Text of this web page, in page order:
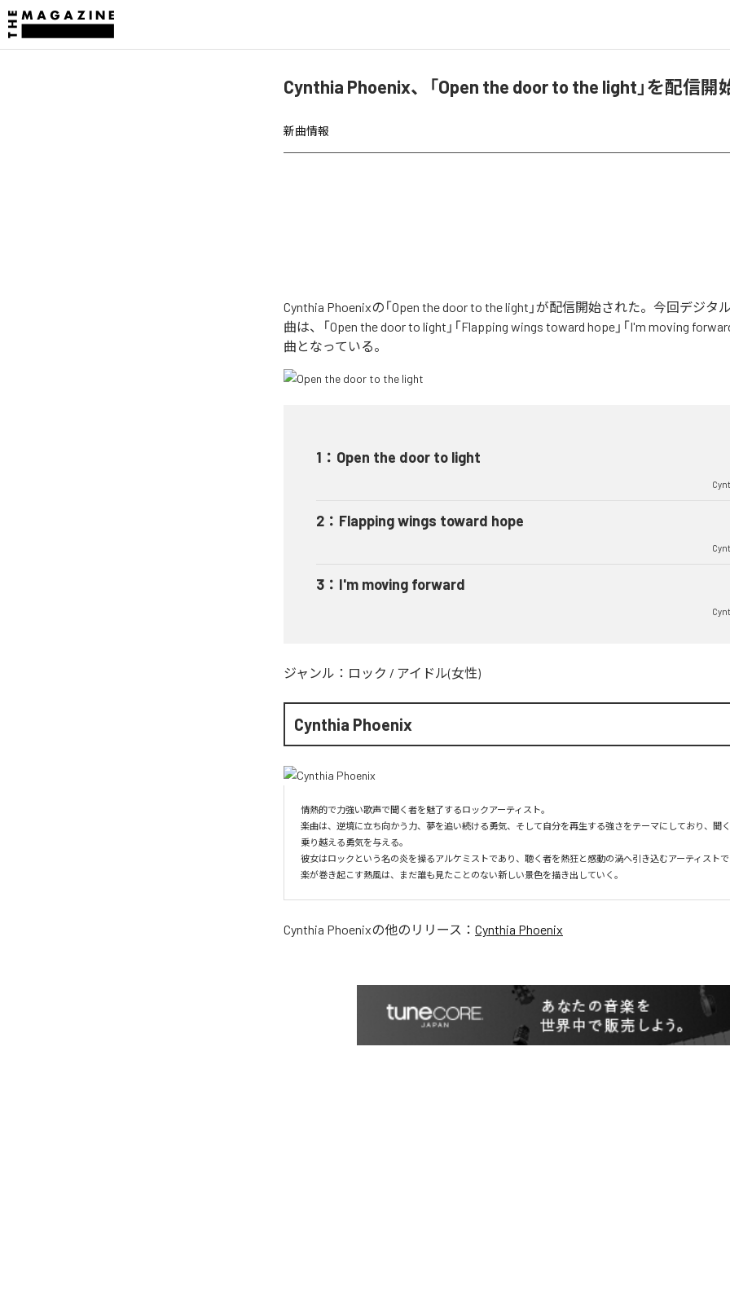
Cynthia Phoenix、「Open the door to the light」を配信開
新曲情報
Cynthia Phoenixの「Open the door to the light」が配信開始された。今回デジタ
曲は、「Open the door to light」「Flapping wings toward hope」「I'm moving
曲となっている。
1 ： Open the door to light
2 ： Flapping wings toward hope
3 ： I'm moving forward
ジャンル： ロック / アイドル(女性)
Cynthia Phoenix
情熱的で力強い歌声で聞く者を魅了するロックアーティスト。
楽曲は、逆境に立ち向かう力、夢を追い続ける勇気、そして自分を再生する強さをテーマにしており、聞
乗り越える勇気を与える。
彼女はロックという名の炎を操るアルケミストであり、聴く者を熱狂と感動の渦へ引き込むアーティスト
楽が巻き起こす熱風は、まだ誰も見たことのない新しい景色を描き出していく。
Cynthia Phoenixの他のリリース： Cynthia Phoenix